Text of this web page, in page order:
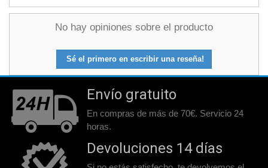
No hay opiniones sobre el producto
Sé el primero en escribir una reseña!
Envío gratuito
En compras de más de 70€. Servicio 24
horas.
Devoluciones 14 días